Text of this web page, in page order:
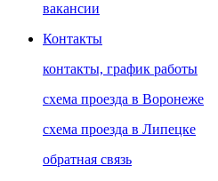
вакансии
Контакты
контакты, график работы
схема проезда в Воронеже
схема проезда в Липецке
обратная связь